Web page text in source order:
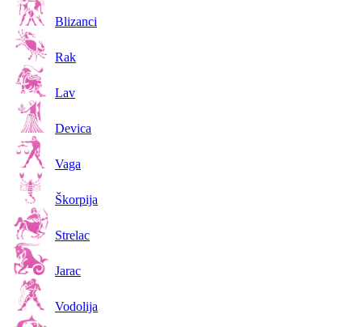
Blizanci
Rak
Lav
Devica
Vaga
Škorpija
Strelac
Jarac
Vodolija